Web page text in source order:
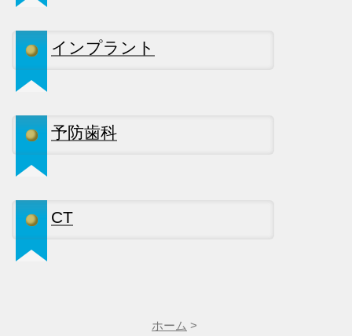
インプラント
予防歯科
CT
ホーム >